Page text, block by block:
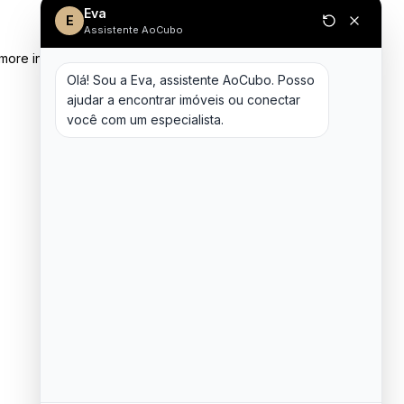
information)
E Eva
Assistente AoCubo
Olá! Sou a Eva, assistente AoCubo. Posso
ajudar a encontrar imóveis ou conectar
você com um especialista.